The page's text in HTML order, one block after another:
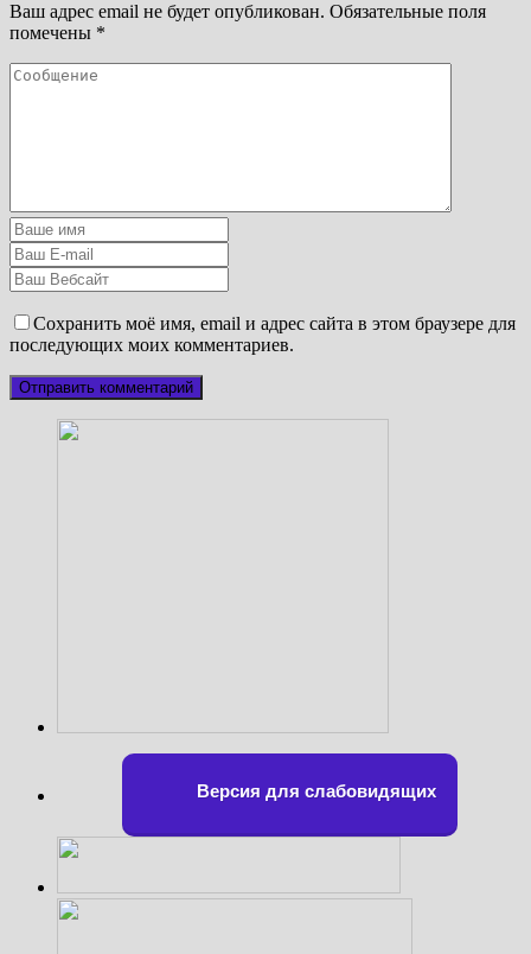
Ваш адрес email не будет опубликован. Обязательные поля
помечены *
Сохранить моё имя, email и адрес сайта в этом браузере для
последующих моих комментариев.
Версия для слабовидящих